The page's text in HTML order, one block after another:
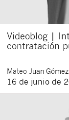
Videoblog |
contratación
Mateo Juan Gómez
16 de junio de